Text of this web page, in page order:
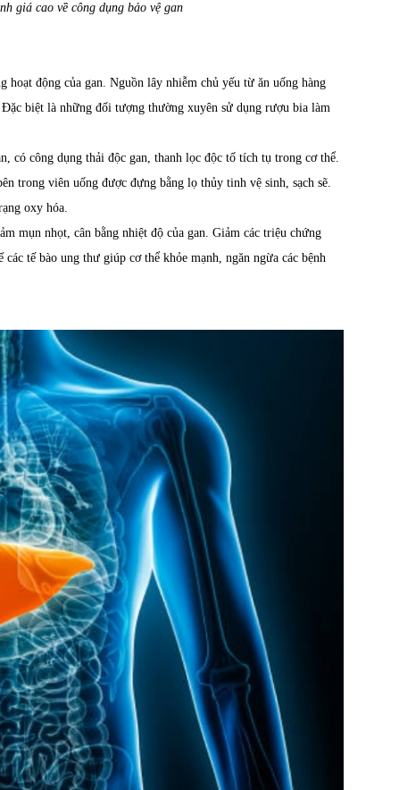
giá cao về công dụng bảo vệ gan
hoạt động của gan. Nguồn lây nhiễm chủ yếu từ ăn uống hàng
biệt là những đối tượng thường xuyên sử dụng rượu bia làm
có công dụng thải độc gan, thanh lọc độc tố tích tụ trong cơ thể.
trong viên uống được đựng bằng lọ thủy tinh vệ sinh, sạch sẽ.
oxy hóa.
mụn nhọt, cân bằng nhiệt độ của gan. Giảm các triệu chứng
tế bào ung thư giúp cơ thể khỏe mạnh, ngăn ngừa các bệnh